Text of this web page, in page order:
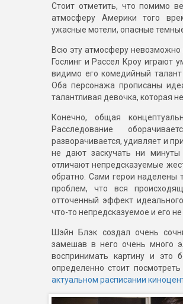
Стоит отметить, что помимо
атмосферу Америки того
ужасные мотели, опасные
Всю эту атмосферу
Гослинг и Рассел Кроу играют
видимо его комедийный
Оба персонажа прописаны
талантливая девочка, которая
Конечно, общая
Расследование
разворачивается, удивляет и
не дают заскучать ни
отличают непредсказуемые
обратно. Сами герои наделены
проблем, что вся
отточенный эффект
что-то непредсказуемое и его
Шэйн Блэк создал очень
замешав в него очень много
воспринимать картину и это
определенно стоит
актуальном расписании